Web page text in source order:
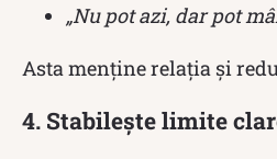
„Nu pot azi, dar pot
Asta menține relația și
4. Stabilește limite